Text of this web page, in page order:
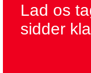
Lad os
sidder